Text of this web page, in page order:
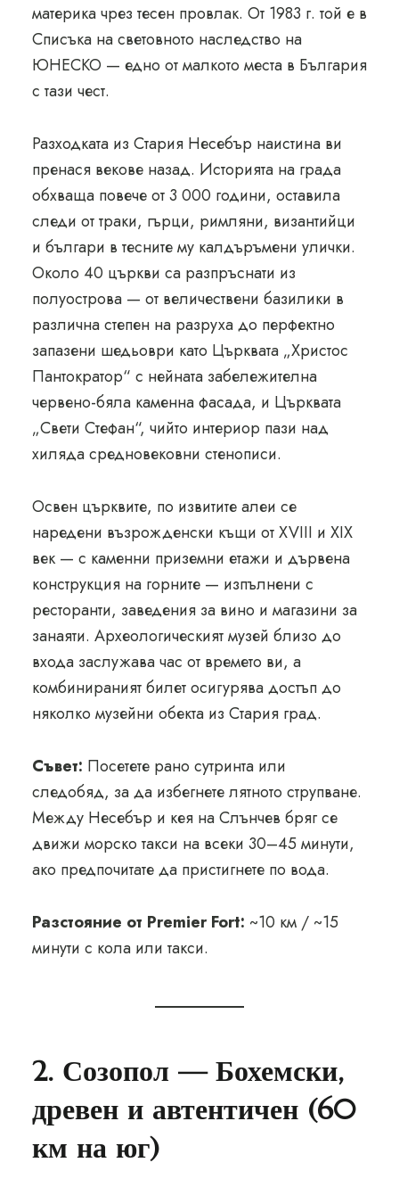
материка чрез тесен провлак. От 1983 г. той е в
Списъка на световното наследство на
ЮНЕСКО — едно от малкото места в България
с тази чест.
Разходката из Стария Несебър наистина ви
пренася векове назад. Историята на града
обхваща повече от 3 000 години, оставила
следи от траки, гърци, римляни, византийци
и българи в тесните му калдъръмени улички.
Около 40 църкви са разпръснати из
полуострова — от величествени базилики в
различна степен на разруха до перфектно
запазени шедьоври като Църквата „Христос
Пантократор“ с нейната забележителна
червено-бяла каменна фасада, и Църквата
„Свети Стефан“, чийто интериор пази над
хиляда средновековни стенописи.
Освен църквите, по извитите алеи се
наредени възрожденски къщи от XVIII и XIX
век — с каменни приземни етажи и дървена
конструкция на горните — изпълнени с
ресторанти, заведения за вино и магазини за
занаяти. Археологическият музей близо до
входа заслужава час от времето ви, а
комбинираният билет осигурява достъп до
няколко музейни обекта из Стария град.
Съвет: Посетете рано сутринта или
следобяд, за да избегнете лятното струпване.
Между Несебър и кея на Слънчев бряг се
движи морско такси на всеки 30–45 минути,
ако предпочитате да пристигнете по вода.
Разстояние от Premier Fort: ~10 км / ~15
минути с кола или такси.
2. Созопол — Бохемски,
древен и автентичен (60
км на юг)